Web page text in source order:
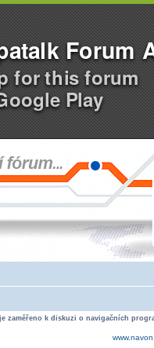
Forum
for this forum
Play
zaměřeno k diskuzi o navigačních